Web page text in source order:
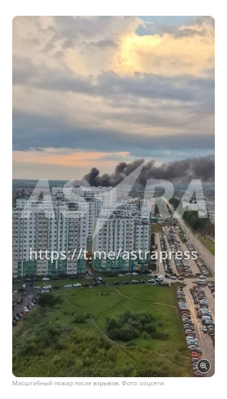
Масштабный пожар после взрывов. Фото: соцсети